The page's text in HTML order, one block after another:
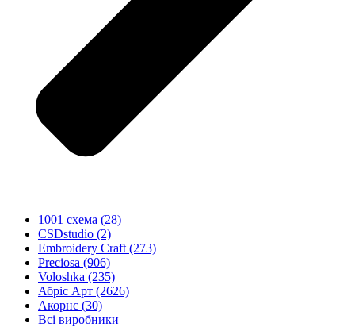
1001 схема (28)
CSDstudio (2)
Embroidery Craft (273)
Preciosa (906)
Voloshka (235)
Абріс Арт (2626)
Акорнс (30)
Всі виробники